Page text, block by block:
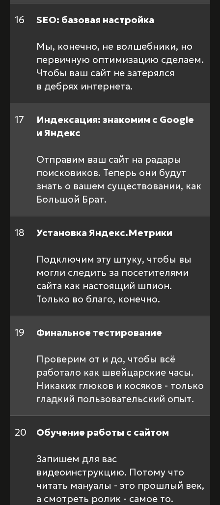
16 SEO: базовая настройка
Мы, конечно, не волшебники, но
первичную оптимизацию сделаем.
Чтобы ваш сайт не затерялся
в дебрях интернета.
17
Индексация: знакомим с Google
и Яндекс
Отправим ваш сайт на радары
поисковиков. Теперь они будут
знать о вашем существовании, как
Большой Брат.
18 Установка Яндекс.Метрики
Подключим эту штуку, чтобы вы
могли следить за посетителями
сайта как настоящий шпион.
Только во благо, конечно.
19 Финальное тестирование
Проверим от и до, чтобы всё
работало как швейцарские часы.
Никаких глюков и косяков - только
гладкий пользовательский опыт.
20 Обучение работы с сайтом
Запишем для вас
видеоинструкцию. Потому что
читать мануалы - это прошлый век,
а смотреть ролик - самое то.